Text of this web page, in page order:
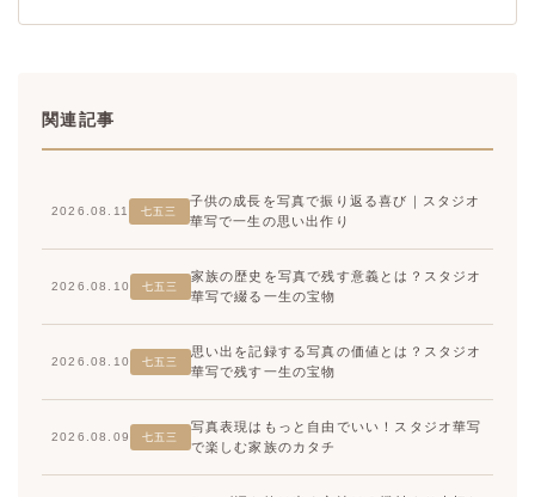
関連記事
2026.08.11 七五三
子供の成長を写真で振り返る喜び｜スタジオ
華写で一生の思い出作り
2026.08.10 七五三
家族の歴史を写真で残す意義とは？スタジオ
華写で綴る一生の宝物
2026.08.10 七五三
思い出を記録する写真の価値とは？スタジオ
華写で残す一生の宝物
2026.08.09 七五三
写真表現はもっと自由でいい！スタジオ華写
で楽しむ家族のカタチ